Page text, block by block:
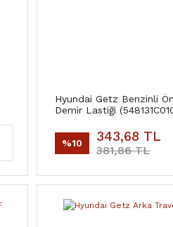
Hyundai Getz Benzinli
Demir Lastiği
%10 343,68 TL
381,86 TL